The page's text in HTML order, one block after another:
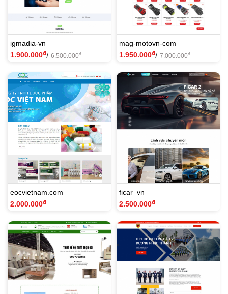
igmadia-vn
1.900.000đ/ 6.500.000đ
mag-motovn-com
1.950.000đ/ 7.000.000đ
eocvietnam.com
2.000.000đ
ficar_vn
2.500.000đ